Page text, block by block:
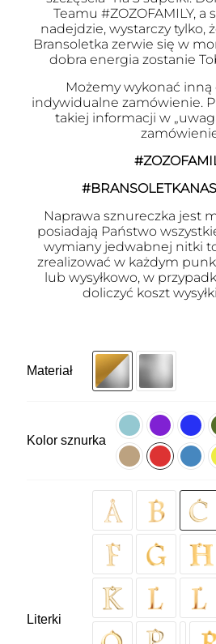
Teamu #ZOZOFAMILY, a
nadejdzie, wystarczy tylko,
Bransoletka zerwie się w
dobra energia zostanie
Możemy wykonać inną
indywidualne zamówienie.
takiej informacji w
Naprawa sznureczka jest
posiadają Państwo
wymiany jedwabnej nitki to
zrealizować w każdym
lub wysyłkowo, w
doliczyć koszt
Materiał
Kolor sznurka
Literki